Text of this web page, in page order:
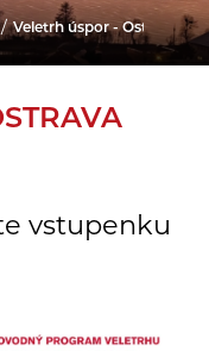
Veletrh úspor - Ostrava
vstupenku